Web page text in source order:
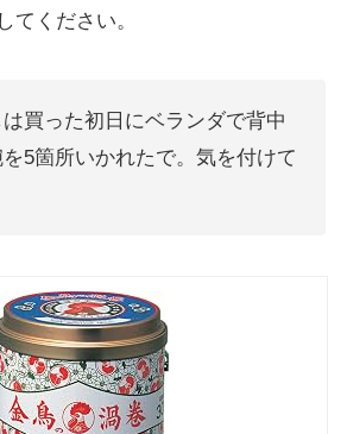
てください。
買った初日にベランダで背中
を5箇所いかれたで。気を付けて